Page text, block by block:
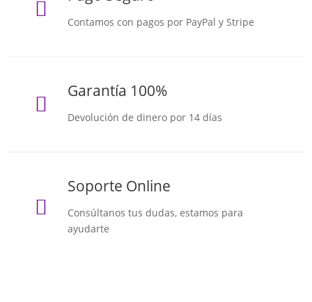

Contamos con pagos por PayPal y Stripe

Garantía 100%
Devolución de dinero por 14 días

Soporte Online
Consúltanos tus dudas, estamos para
ayudarte